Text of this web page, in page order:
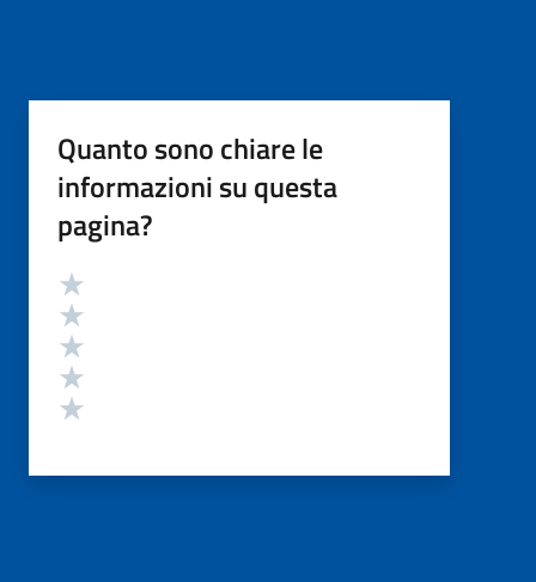
Quanto sono chiare le
informazioni su questa
pagina?
Valutazione